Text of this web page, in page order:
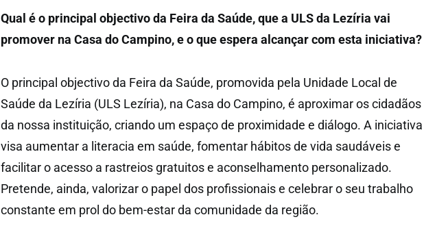
Qual é o principal objectivo da Feira da Saúde, que a ULS da Lezíria vai
promover na Casa do Campino, e o que espera alcançar com esta iniciativa?
O principal objectivo da Feira da Saúde, promovida pela Unidade Local de
Saúde da Lezíria (ULS Lezíria), na Casa do Campino, é aproximar os cidadãos
da nossa instituição, criando um espaço de proximidade e diálogo. A iniciativa
visa aumentar a literacia em saúde, fomentar hábitos de vida saudáveis e
facilitar o acesso a rastreios gratuitos e aconselhamento personalizado.
Pretende, ainda, valorizar o papel dos profissionais e celebrar o seu trabalho
constante em prol do bem-estar da comunidade da região.